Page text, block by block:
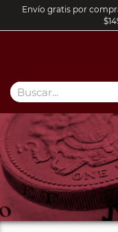
Envío gratis por